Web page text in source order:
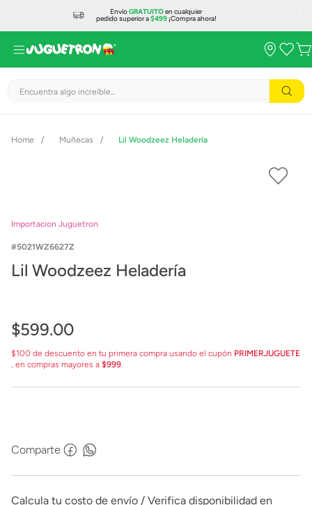
EnvíoGRATUITOen cualquier
pedido superior a$499¡Compra ahora!
Encuentra algo increíble...
Muñecas Lil Woodzeez Heladería
Importacion Juguetron
5021WZ6627Z
Lil Woodzeez Heladería
$599.00
$100 de descuento en tu primera compra usando el cupón PRIMERJUGUETE
, en compras mayores a $999.
Comparte